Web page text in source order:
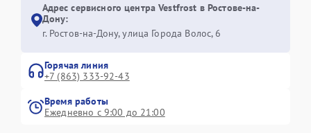
Адрес сервисного центра Vestfrost в Ростове-на-
Дону:
г. Ростов-на-Дону, улица Города Волос, 6
Горячая линия
+7 (863) 333-92-43
Время работы
Ежедневно с 9:00 до 21:00